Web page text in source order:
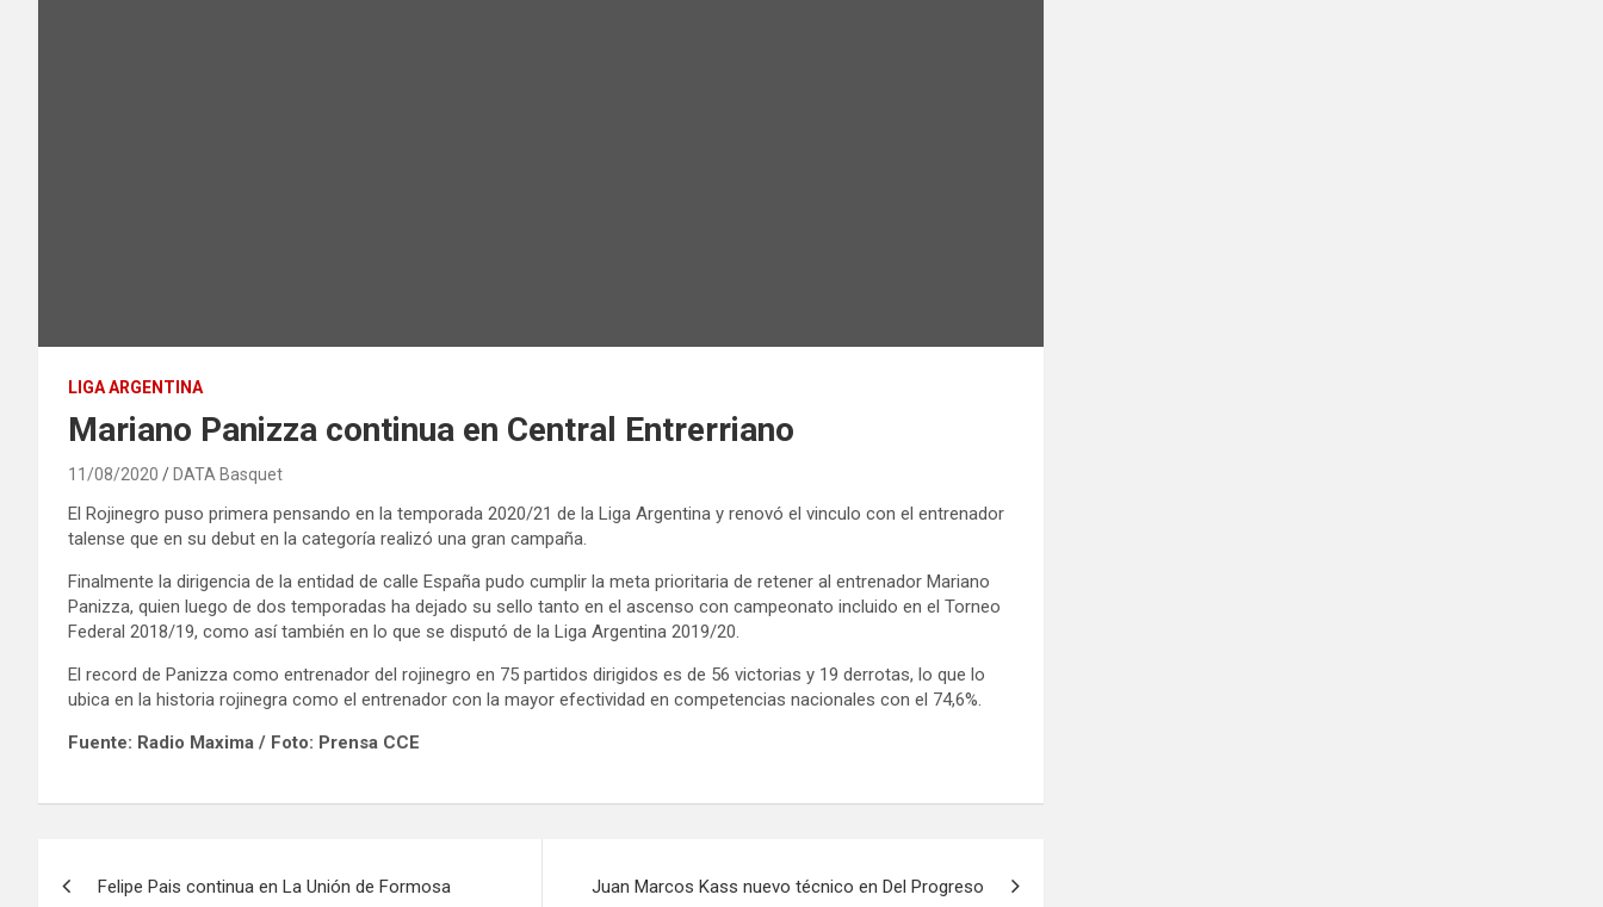
LIGA ARGENTINA
Mariano Panizza continua en Central Entrerriano
11/08/2020 DATA Basquet
El Rojinegro puso primera pensando en la temporada 2020/21 de la Liga Argentina y renovó el vinculo con el entrenador
talense que en su debut en la categoría realizó una gran campaña.
Finalmente la dirigencia de la entidad de calle España pudo cumplir la meta prioritaria de retener al entrenador Mariano
Panizza, quien luego de dos temporadas ha dejado su sello tanto en el ascenso con campeonato incluido en el Torneo
Federal 2018/19, como así también en lo que se disputó de la Liga Argentina 2019/20.
El record de Panizza como entrenador del rojinegro en 75 partidos dirigidos es de 56 victorias y 19 derrotas, lo que lo
ubica en la historia rojinegra como el entrenador con la mayor efectividad en competencias nacionales con el 74,6%.
Fuente: Radio Maxima / Foto: Prensa CCE
Felipe Pais continua en La Unión de Formosa Juan Marcos Kass nuevo técnico en Del Progreso